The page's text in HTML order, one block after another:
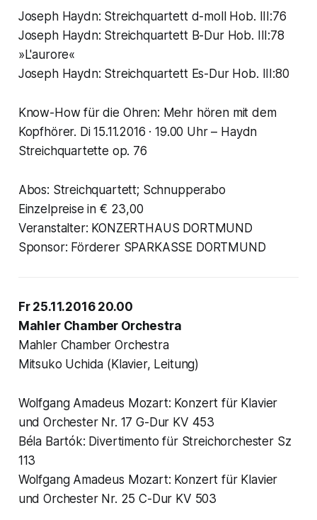
Joseph Haydn: Streichquartett d-moll Hob. III:76
Joseph Haydn: Streichquartett B-Dur Hob. III:78
»L'aurore«
Joseph Haydn: Streichquartett Es-Dur Hob. III:80
Know-How für die Ohren: Mehr hören mit dem
Kopfhörer. Di 15.11.2016 · 19.00 Uhr – Haydn
Streichquartette op. 76
Abos: Streichquartett; Schnupperabo
Einzelpreise in € 23,00
Veranstalter: KONZERTHAUS DORTMUND
Sponsor: Förderer SPARKASSE DORTMUND
Fr 25.11.2016 20.00
Mahler Chamber Orchestra
Mahler Chamber Orchestra
Mitsuko Uchida (Klavier, Leitung)
Wolfgang Amadeus Mozart: Konzert für Klavier
und Orchester Nr. 17 G-Dur KV 453
Béla Bartók: Divertimento für Streichorchester Sz
113
Wolfgang Amadeus Mozart: Konzert für Klavier
und Orchester Nr. 25 C-Dur KV 503